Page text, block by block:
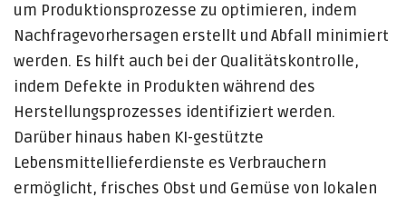
um Produktionsprozesse zu optimieren, indem
Nachfragevorhersagen erstellt und Abfall minimiert
werden. Es hilft auch bei der Qualitätskontrolle,
indem Defekte in Produkten während des
Herstellungsprozesses identifiziert werden.
Darüber hinaus haben KI-gestützte
Lebensmittellieferdienste es Verbrauchern
ermöglicht, frisches Obst und Gemüse von lokalen